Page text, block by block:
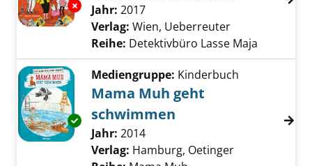
Exemplar-Details von Das Katzengeheimnis
Jahr: 2017
Verlag: Wien, Ueberreuter
Reihe: Detektivbüro Lasse Maja
Exemplar-Details von Mama Muh geht
Mediengruppe: Kinderbuch
Mama Muh geht
schwimmen
Suche nach diesem Verfasser
Jahr: 2014
Verlag: Hamburg, Oetinger